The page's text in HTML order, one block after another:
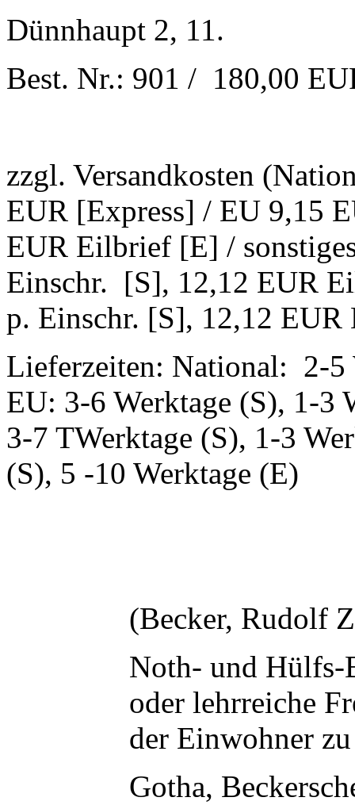
Dünnhaupt 2, 11.
Best. Nr.: 901 / 180,00
zzgl. Versandkosten
EUR [Express] / EU 9,15
EUR Eilbrief [E] /
Einschr. [S], 12,12 EUR
p. Einschr. [S], 12,12
Lieferzeiten: National: 2-5
EU: 3-6 Werktage (S), 1-3
3-7 TWerktage (S), 1-3
(S), 5 -10 Werktage (E)
(Becker, Rudolf
Noth- und Hülfs-
oder lehrreiche
der Einwohner
Gotha,